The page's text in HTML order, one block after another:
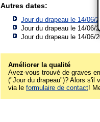
Autres dates:
Jour du drapeau le 14/06/
Jour du drapeau le 14/06/
Jour du drapeau le 14/06/
Améliorer la qualité
Avez-vous trouvé de graves
("Jour du drapeau")? Alors s'il
via le formulaire de contact!